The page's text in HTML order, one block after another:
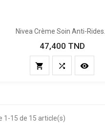
Nivea Crème Soin Anti-Rides...
Prix
47,400 TND
  
1-15 de 15 article(s)